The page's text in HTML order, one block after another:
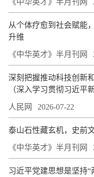
《中华英才》半月刊网
从个体疗愈到社会赋能
升维
《中华英才》半月刊网
深刻把握推动科技创新
（深入学习贯彻习近平
人民网 2026-07-22
泰山石性藏玄机，史前
《中华英才》半月刊网
习近平党建思想是坚持